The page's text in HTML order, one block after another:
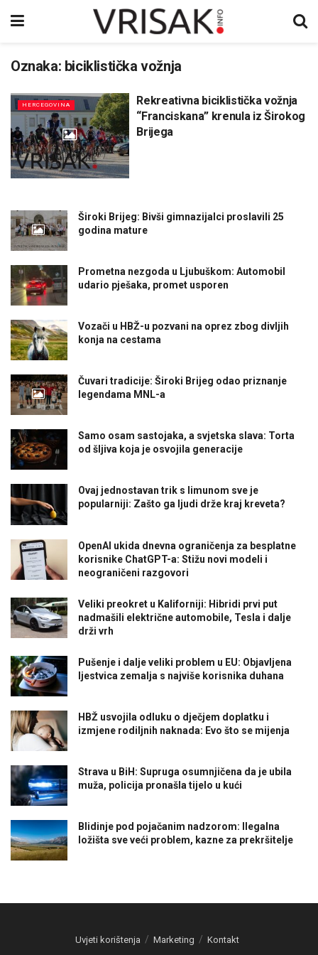
Oznaka: biciklistička vožnja
HERCEGOVINA
Rekreativna biciklistička vožnja
“Franciskana” krenula iz Širokog
Brijega
Široki Brijeg: Bivši gimnazijalci proslavili 25
godina mature
Prometna nezgoda u Ljubuškom: Automobil
udario pješaka, promet usporen
Vozači u HBŽ-u pozvani na oprez zbog divljih
konja na cestama
Čuvari tradicije: Široki Brijeg odao priznanje
legendama MNL-a
Samo osam sastojaka, a svjetska slava: Torta
od šljiva koja je osvojila generacije
Ovaj jednostavan trik s limunom sve je
popularniji: Zašto ga ljudi drže kraj kreveta?
OpenAI ukida dnevna ograničenja za besplatne
korisnike ChatGPT-a: Stižu novi modeli i
neograničeni razgovori
Veliki preokret u Kaliforniji: Hibridi prvi put
nadmašili električne automobile, Tesla i dalje
drži vrh
Pušenje i dalje veliki problem u EU: Objavljena
ljestvica zemalja s najviše korisnika duhana
HBŽ usvojila odluku o dječjem doplatku i
izmjene rodiljnih naknada: Evo što se mijenja
Strava u BiH: Supruga osumnjičena da je ubila
muža, policija pronašla tijelo u kući
Blidinje pod pojačanim nadzorom: Ilegalna
ložišta sve veći problem, kazne za prekršitelje
Uvjeti korištenja Marketing Kontakt